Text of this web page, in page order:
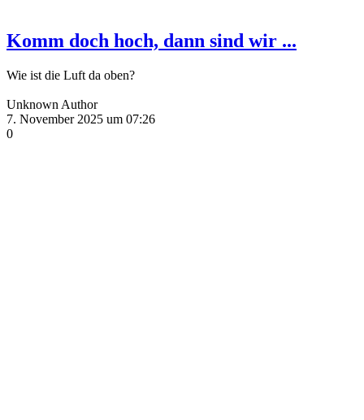
Komm doch hoch, dann sind wir ...
Wie ist die Luft da oben?
Unknown Author
7. November 2025 um 07:26
0